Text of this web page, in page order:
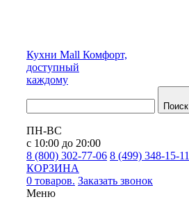
Кухни Mall Комфорт,
доступный
каждому
Поиск
ПН-ВС
с 10:00 до 20:00
8 (800) 302-77-06 8 (499) 348-15-11
КОРЗИНА
0 товаров. Заказать звонок
Меню